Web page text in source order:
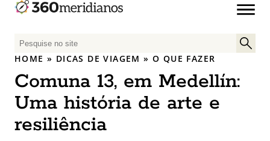
P
e
q
u
s
HOME » DICAS DE VIAGEM »O QUE FAZER
Comuna 13, em Medellín:
Uma história de arte e
resiliência